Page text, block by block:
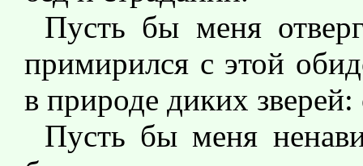
Пусть бы меня
примирился с этой
в природе диких
Пусть бы меня